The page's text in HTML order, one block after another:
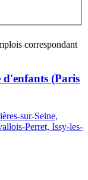
correspondant
(Paris
sur-Seine,
Perret, Issy-les-